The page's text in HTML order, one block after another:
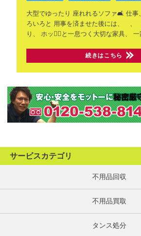
大型でゆったり 座れれるソファ🛋️ 仕事
ろいろと 用事を済ませた後には、 、
り、
ホッ😮‍💨と一息つく大切な家具、 一
続きはこちら
サービスカテゴリ
不用品回収
不用品買取
タンス処分